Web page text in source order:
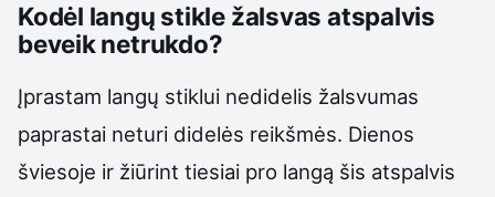
Kodėl langų stikle žalsvas atspalvis
beveik netrukdo?
Įprastam langų stiklui nedidelis žalsvumas
paprastai neturi didelės reikšmės. Dienos
šviesoje ir žiūrint tiesiai pro langą šis atspalvis